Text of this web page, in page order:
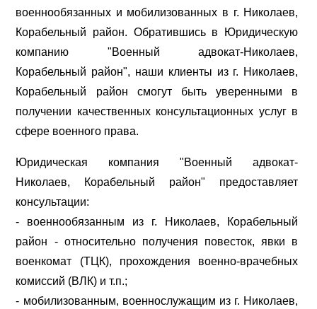
военнообязанных и мобилизованных в г. Николаев,
Корабельный район. Обратившись в Юридическую
компанию "Военный адвокат-Николаев,
Корабельный район", наши клиенты из г. Николаев,
Корабельный район смогут быть уверенными в
получении качественных консультационных услуг в
сфере военного права.
Юридическая компания "Военный адвокат-
Николаев, Корабельный район" предоставляет
консультации:
- военнообязанным из г. Николаев, Корабельный
район - относительно получения повесток, явки в
военкомат (ТЦК), прохождения военно-врачебных
комиссий (ВЛК) и т.п.;
- мобилизованным, военнослужащим из г. Николаев,